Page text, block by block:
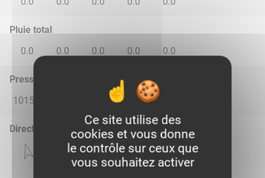
Pluie total
0.0
0.0 0.0 0.0 0.0
Pression atmosphérique (hPa)
1015.0
1015.0 1015.0 1015.0
Direction du vent
Ce site utilise des
cookies et vous donne
le contrôle sur ceux que
vous souhaitez activer